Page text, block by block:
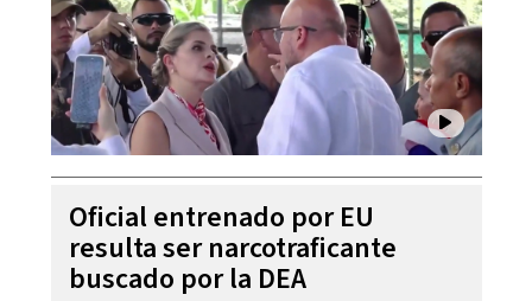
Oficial entrenado por EU
resulta ser narcotraficante
buscado por la DEA